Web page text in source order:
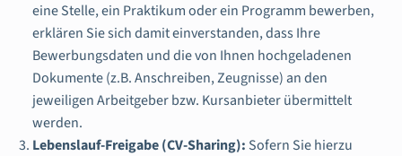
eine Stelle, ein Praktikum oder ein Programm bewerben,
erklären Sie sich damit einverstanden, dass Ihre
Bewerbungsdaten und die von Ihnen hochgeladenen
Dokumente (z.B. Anschreiben, Zeugnisse) an den
jeweiligen Arbeitgeber bzw. Kursanbieter übermittelt
werden.
Lebenslauf-Freigabe (CV-Sharing): Sofern Sie hierzu